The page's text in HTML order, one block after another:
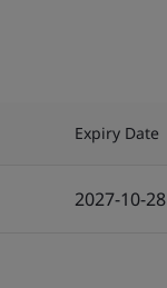
Expiry Date
2027-10-28